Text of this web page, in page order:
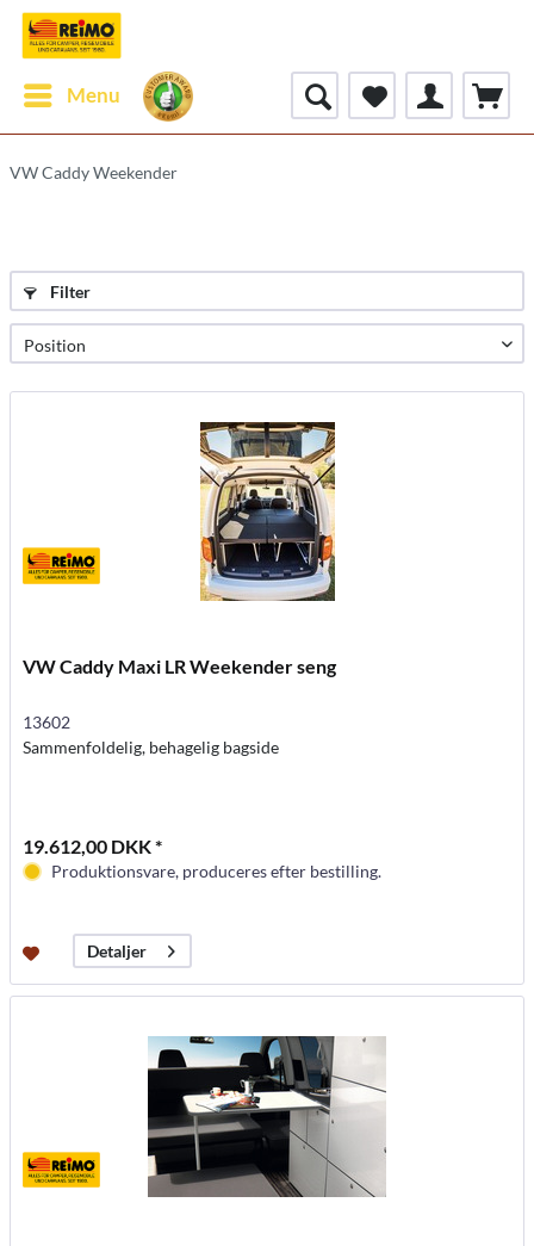
Menu
VW Caddy Weekender
Filter
VW Caddy Maxi LR Weekender seng
13602
Sammenfoldelig, behagelig bagside
19.612,00 DKK *
Produktionsvare, produceres efter bestilling.
Detaljer